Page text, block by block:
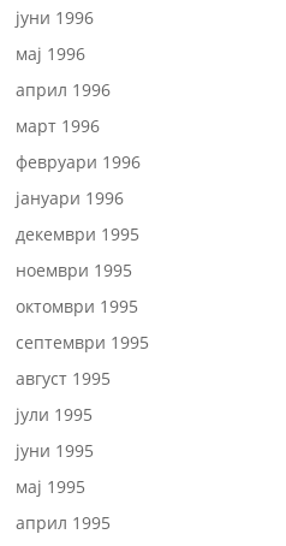
јуни 1996
мај 1996
април 1996
март 1996
февруари 1996
јануари 1996
декември 1995
ноември 1995
октомври 1995
септември 1995
август 1995
јули 1995
јуни 1995
мај 1995
април 1995